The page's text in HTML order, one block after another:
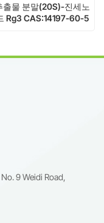
출물 분말(20S)-진세노
Rg3 CAS:14197-60-5
9 Weidi Road,